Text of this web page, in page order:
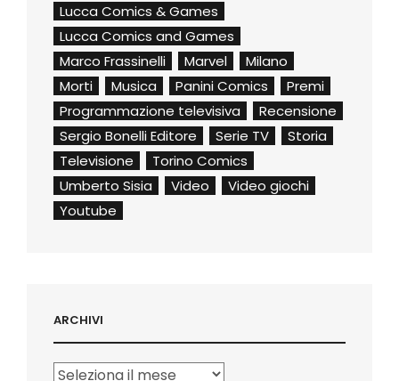
Lucca Comics & Games
Lucca Comics and Games
Marco Frassinelli
Marvel
Milano
Morti
Musica Panini Comics
Premi
Programmazione televisiva
Recensione
Sergio Bonelli Editore
Serie TV
Storia
Televisione
Torino Comics
Umberto Sisia
Video
Video giochi
Youtube
ARCHIVI
Archivi